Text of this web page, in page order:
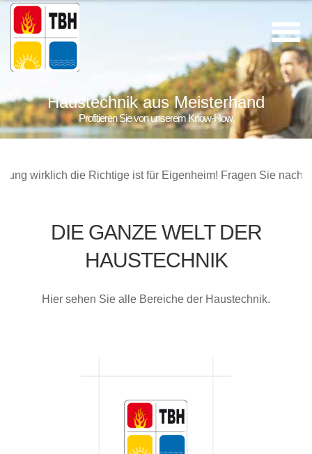
Haustechnik aus Meisterhand
Profitieren Sie von unserem Know-How.
wirklich die Richtige ist für Eigenheim! Fragen Sie nach!
DIE GANZE WELT DER
HAUSTECHNIK
Hier sehen Sie alle Bereiche der Haustechnik.